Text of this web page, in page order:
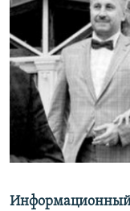
РАСПИСАНИЕ
ПОДПИШИТЕСЬ
СОЦИАЛЬНЫЕ СЕТИ
Все сайты РСЕ/
Информационный